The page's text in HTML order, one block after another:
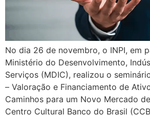
No dia 26 de novembro, o INPI, em
Ministério do Desenvolvimento,
Serviços (MDIC), realizou o
– Valoração e Financiamento de
Caminhos para um Novo Mercado
Centro Cultural Banco do Brasil